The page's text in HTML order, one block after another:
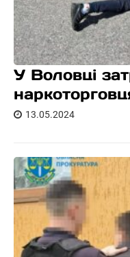
У Воловці
13.05.2024